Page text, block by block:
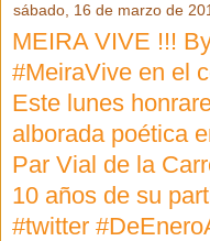
sábado, 16 de marzo de
MEIRA VIVE !!!
#MeiraVive en el
Este lunes
alborada poética
Par Vial de la
10 años de su
#twitter